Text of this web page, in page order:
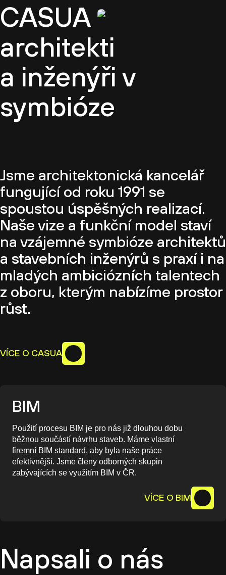
CASUA
architekti
a inženýři v
symbióze
Jsme architektonická kancelář
fungující od roku 1991 se
spoustou úspěšných realizací.
Naše vize a funkční model staví
na vzájemné symbióze architektů
a stavebních inženýrů s praxí i na
mladých ambiciózních talentech
z oboru, kterým nabízíme prostor
růst.
VÍCE O CASUA
BIM
Použití procesu BIM je pro nás již dlouhou dobu
běžnou součástí návrhu staveb. Máme vlastní
firemní BIM standard, aby byla naše práce
efektivnější. Jsme členy odborných skupin
zabývajících se využitím BIM v ČR.
VÍCE O BIM
Napsali o nás